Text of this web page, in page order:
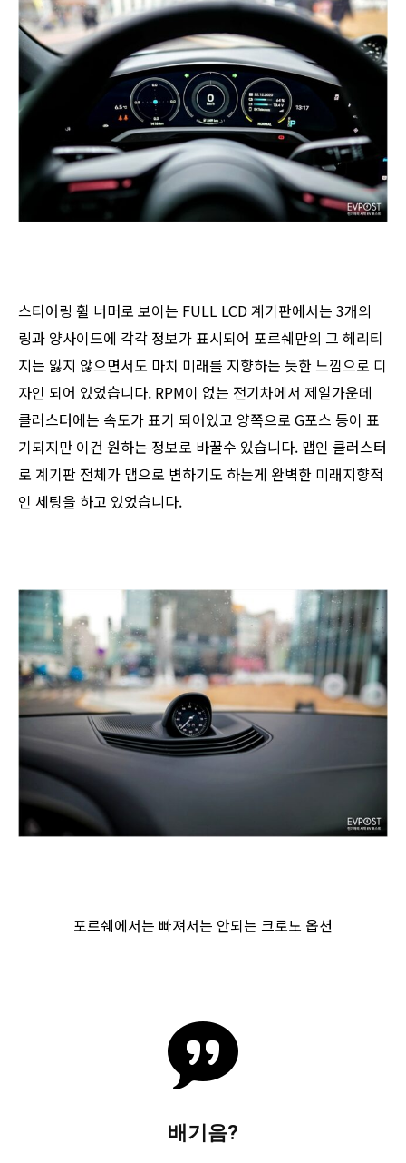
스티어링 휠 너머로 보이는 FULL LCD 계기판에서는 3개의
링과 양사이드에 각각 정보가 표시되어 포르쉐만의 그 헤리티
지는 잃지 않으면서도 마치 미래를 지향하는 듯한 느낌으로 디
자인 되어 있었습니다. RPM이 없는 전기차에서 제일가운데
클러스터에는 속도가 표기 되어있고 양쪽으로 G포스 등이 표
기되지만 이건 원하는 정보로 바꿀수 있습니다. 맵인 클러스터
로 계기판 전체가 맵으로 변하기도 하는게 완벽한 미래지향적
인 세팅을 하고 있었습니다.
포르쉐에서는 빠져서는 안되는 크로노 옵션
배기음?